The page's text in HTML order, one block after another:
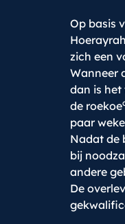
Op basis
zich een
Wanneer
dan is het
de roekoe
paar
Nadat de
bij
andere
De